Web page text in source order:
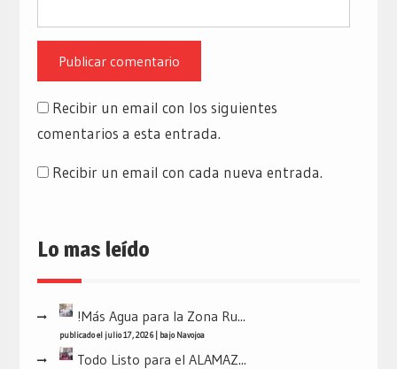
Recibir un email con los siguientes
comentarios a esta entrada.
Recibir un email con cada nueva entrada.
Lo mas leído
!Más Agua para la Zona Ru...
publicado el julio 17, 2026| bajoNavojoa
Todo Listo para el ALAMAZ...